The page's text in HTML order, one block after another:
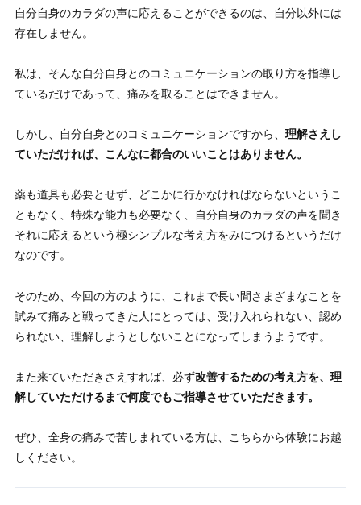
自分自身のカラダの声に応えることができるのは、自分以外には
存在しません。
私は、そんな自分自身とのコミュニケーションの取り方を指導し
ているだけであって、痛みを取ることはできません。
しかし、自分自身とのコミュニケーションですから、 理解さえし
ていただければ、こんなに都合のいいことはありません。
薬も道具も必要とせず、どこかに行かなければならないというこ
ともなく、特殊な能力も必要なく、自分自身のカラダの声を聞き
それに応えるという極シンプルな考え方をみにつけるというだけ
なのです。
そのため、今回の方のように、これまで長い間さまざまなことを
試みて痛みと戦ってきた人にとっては、受け入れられない、認め
られない、理解しようとしないことになってしまうようです。
また来ていただきさえすれば、必ず改善するための考え方を、理
解していただけるまで何度でもご指導させていただきます。
ぜひ、全身の痛みで苦しまれている方は、 こちらから体験にお越
しください。